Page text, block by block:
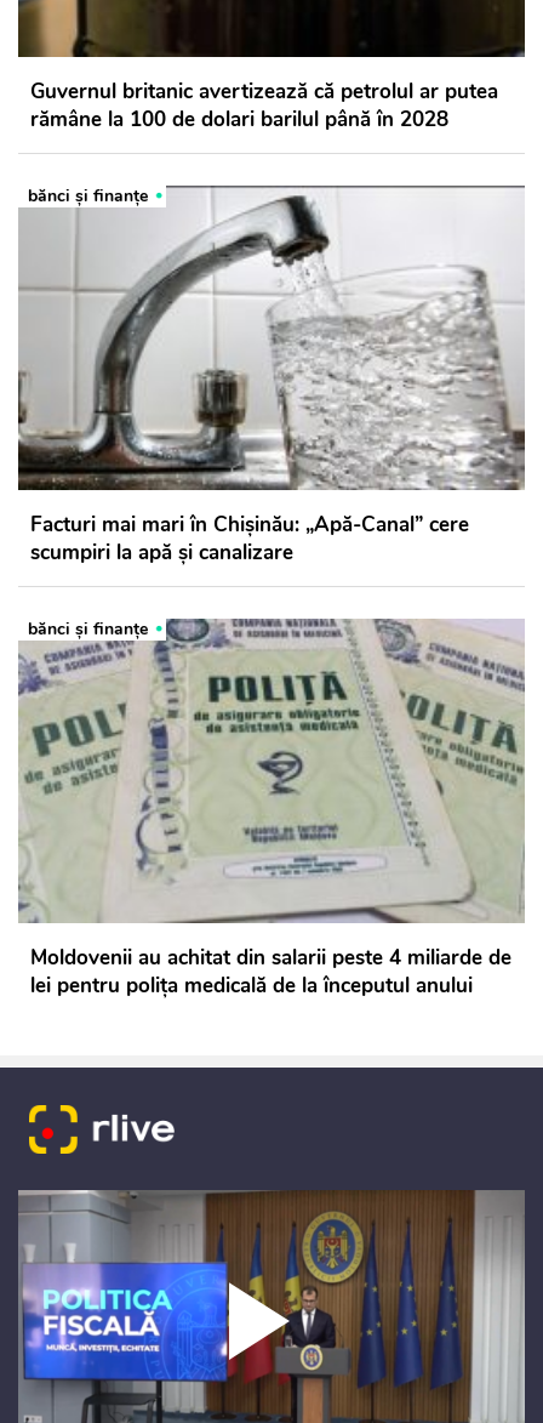
Guvernul britanic avertizează că petrolul ar putea
rămâne la 100 de dolari barilul până în 2028
bănci şi finanţe
Facturi mai mari în Chișinău: „Apă-Canal” cere
scumpiri la apă și canalizare
bănci şi finanţe
Moldovenii au achitat din salarii peste 4 miliarde de
lei pentru polița medicală de la începutul anului